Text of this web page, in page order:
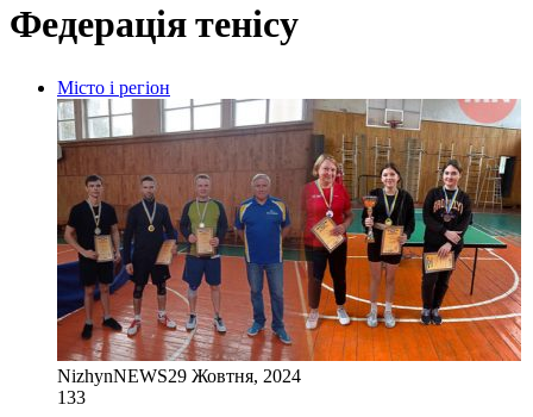
Федерація тенісу
Місто і регіон
NizhynNEWS29 Жовтня, 2024
133